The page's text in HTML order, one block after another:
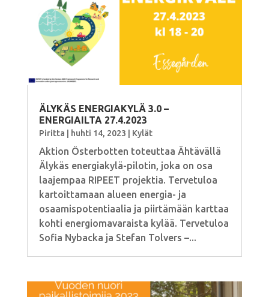
ÄLYKÄS ENERGIAKYLÄ 3.0 –
ENERGIAILTA 27.4.2023
Piritta huhti 14, 2023 Kylät
Aktion Österbotten toteuttaa Ähtävällä
Älykäs energiakylä-pilotin, joka on osa
laajempaa RIPEET projektia. Tervetuloa
kartoittamaan alueen energia- ja
osaamispotentiaalia ja piirtämään karttaa
kohti energiomavaraista kylää. Tervetuloa
Sofia Nybacka ja Stefan Tolvers –...